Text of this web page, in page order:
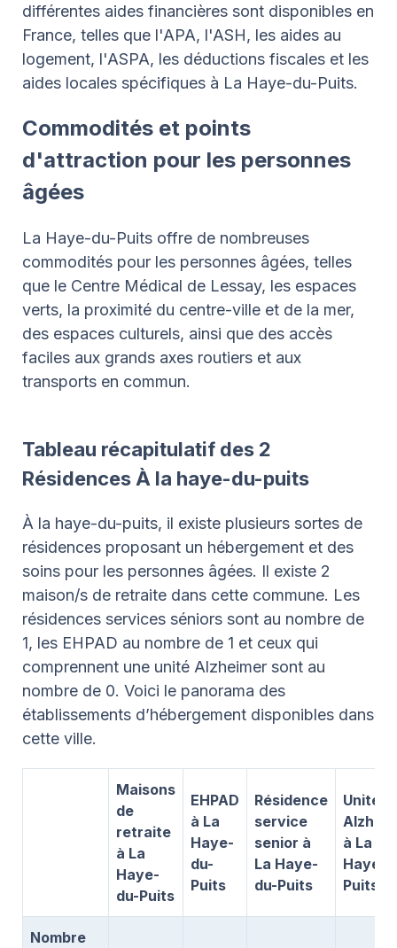
différentes aides financières sont disponibles en
France, telles que l'APA, l'ASH, les aides au
logement, l'ASPA, les déductions fiscales et les
aides locales spécifiques à La Haye-du-Puits.
Commodités et points
d'attraction pour les personnes
âgées
La Haye-du-Puits offre de nombreuses
commodités pour les personnes âgées, telles
que le Centre Médical de Lessay, les espaces
verts, la proximité du centre-ville et de la mer,
des espaces culturels, ainsi que des accès
faciles aux grands axes routiers et aux
transports en commun.
Tableau récapitulatif des 2
Résidences À la haye-du-puits
À la haye-du-puits, il existe plusieurs sortes de
résidences proposant un hébergement et des
soins pour les personnes âgées. Il existe 2
maison/s de retraite dans cette commune. Les
résidences services séniors sont au nombre de
1, les EHPAD au nombre de 1 et ceux qui
comprennent une unité Alzheimer sont au
nombre de 0. Voici le panorama des
établissements d’hébergement disponibles dans
cette ville.
Maisons
de
retraite
à La
Haye-
du-Puits
EHPAD
à La
Haye-
du-
Puits
Résidence
service
senior à
La Haye-
du-Puits
Unité
à La
Haye-
Puits
Nombre